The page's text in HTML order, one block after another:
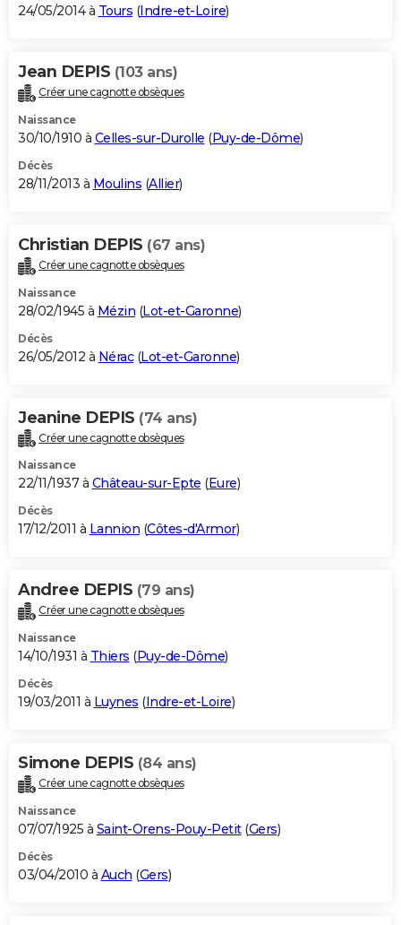
24/05/2014 à Tours (Indre-et-Loire)
Jean DEPIS (103 ans)
Créer une cagnotte obsèques
Naissance
30/10/1910 à Celles-sur-Durolle (Puy-de-Dôme)
Décès
28/11/2013 à Moulins (Allier)
Christian DEPIS (67 ans)
Créer une cagnotte obsèques
Naissance
28/02/1945 à Mézin (Lot-et-Garonne)
Décès
26/05/2012 à Nérac(Lot-et-Garonne)
Jeanine DEPIS (74 ans)
Créer une cagnotte obsèques
Naissance
22/11/1937 à Château-sur-Epte (Eure)
Décès
17/12/2011 à Lannion (Côtes-d'Armor)
Andree DEPIS (79 ans)
Créer une cagnotte obsèques
Naissance
14/10/1931 à Thiers (Puy-de-Dôme)
Décès
19/03/2011 à Luynes (Indre-et-Loire)
Simone DEPIS (84 ans)
Créer une cagnotte obsèques
Naissance
07/07/1925 à Saint-Orens-Pouy-Petit(Gers)
Décès
03/04/2010 à Auch (Gers)